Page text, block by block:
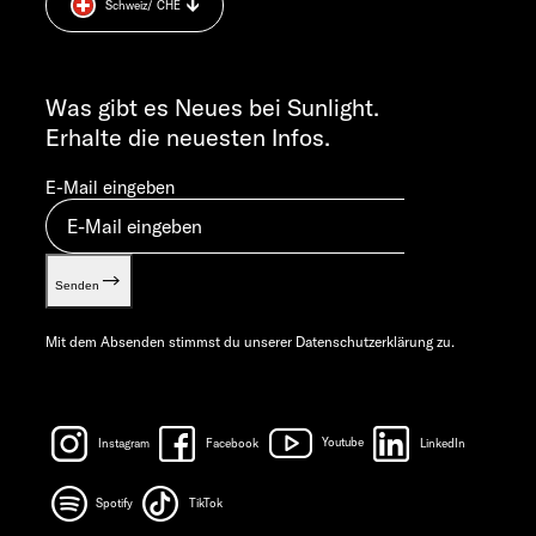
FR 7:30 – 12:00 UHR
info@sunlight.de
Cookie Consent
Was gibt es Neues bei Sunlight.
Erhalte die neuesten Infos.
E-Mail eingeben
Senden
Mit dem Absenden stimmst du unserer Datenschutzerklärung zu.
Instagram Facebook Youtube LinkedIn
Spotify TikTok
Schweiz/ CHE